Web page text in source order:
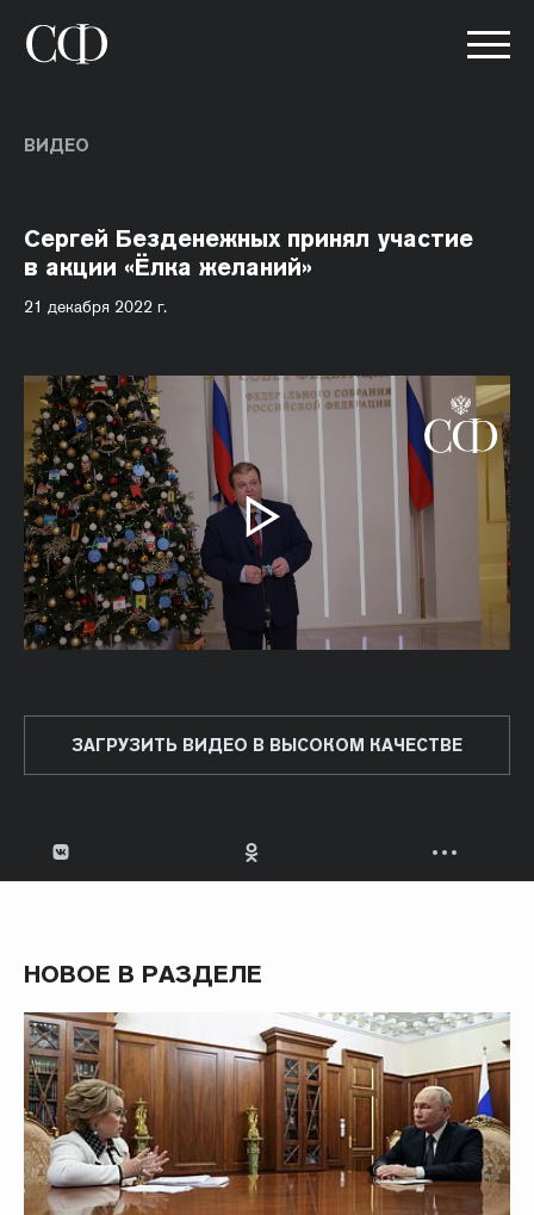
ВИДЕО
Сергей Безденежных принял участие
в акции «Ёлка желаний»
21 декабря 2022 г.
ЗАГРУЗИТЬ ВИДЕО В ВЫСОКОМ КАЧЕСТВЕ
НОВОЕ В РАЗДЕЛЕ